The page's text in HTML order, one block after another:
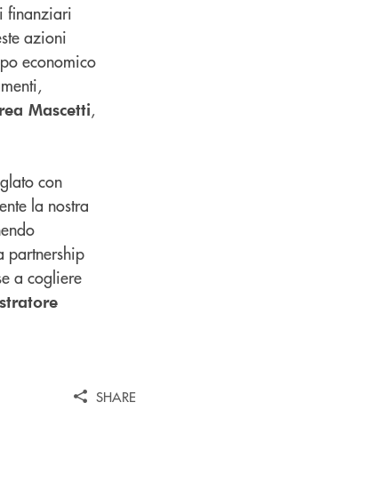
finanziari
azioni
economico
Mascetti,
con
la nostra
partnership
a cogliere
SHARE